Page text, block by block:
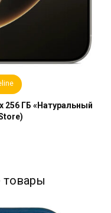
256 ГБ «Натуральный